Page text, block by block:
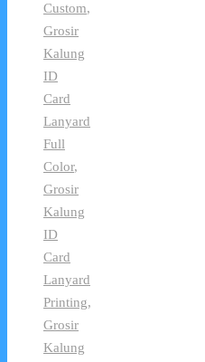
Custom,
Grosir
Kalung
ID
Card
Lanyard
Full
Color,
Grosir
Kalung
ID
Card
Lanyard
Printing,
Grosir
Kalung